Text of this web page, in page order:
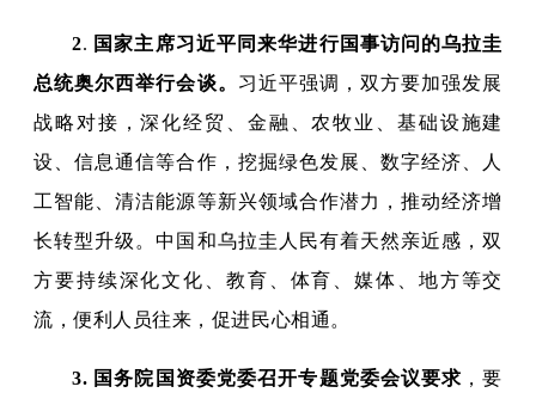
2. 国家主席习近平同来华进行国事访问的乌拉圭
总统奥尔西举行会谈。 习近平强调，双方要加强发展
战略对接，深化经贸、金融、农牧业、基础设施建
设、信息通信等合作，挖掘绿色发展、数字经济、人
工智能、清洁能源等新兴领域合作潜力，推动经济增
长转型升级。中国和乌拉圭人民有着天然亲近感，双
方要持续深化文化、教育、体育、媒体、地方等交
流，便利人员往来，促进民心相通。
3. 国务院国资委党委召开专题党委会议要求 ，要